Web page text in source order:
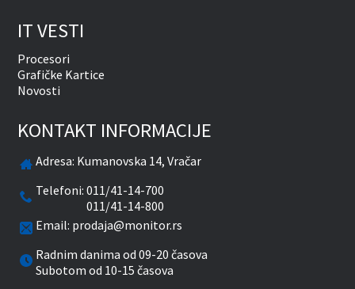
IT VESTI
Procesori
Grafičke Kartice
Novosti
KONTAKT INFORMACIJE
Adresa: Kumanovska 14, Vračar
Telefoni:011/41-14-700
011/41-14-800
Email: prodaja@monitor.rs
Radnim danima od 09-20 časova
Subotom od 10-15 časova